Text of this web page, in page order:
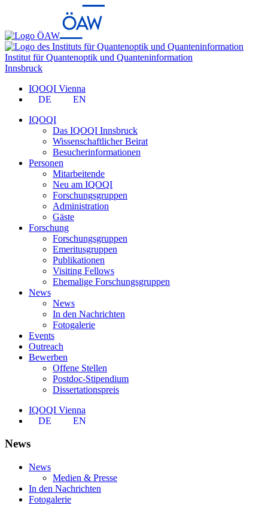
Institut für Quantenoptik und Quanteninformation
Innsbruck
IQOQI Vienna
DE
EN
IQOQI
Das IQOQI Innsbruck
Wissenschaftlicher Beirat
Besucherinformationen
Personen
Mitarbeitende
Neu am IQOQI
Forschungsgruppen
Administration
Gäste
Forschung
Forschungsgruppen
Emeritusgruppen
Publikationen
Visiting Fellows
Ehemalige Forschungsgruppen
News
News
In den Nachrichten
Fotogalerie
Events
Outreach
Bewerben
Offene Stellen
Postdoc-Stipendium
Dissertationspreis
IQOQI Vienna
DE
EN
News
News
Medien & Presse
In den Nachrichten
Fotogalerie